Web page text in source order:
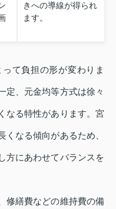
きへの導線が得られ
ます。
て負担の形が変わりま
定、元金均等方式は徐々
なる特性があります。宮
なる傾向があるため、
方にあわせてバランスを
修繕費などの維持費の備